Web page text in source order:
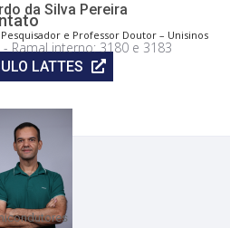
da Silva Pereira
e Professor Doutor – Unisinos
LATTES
Ramal interno: 3180 e 3183